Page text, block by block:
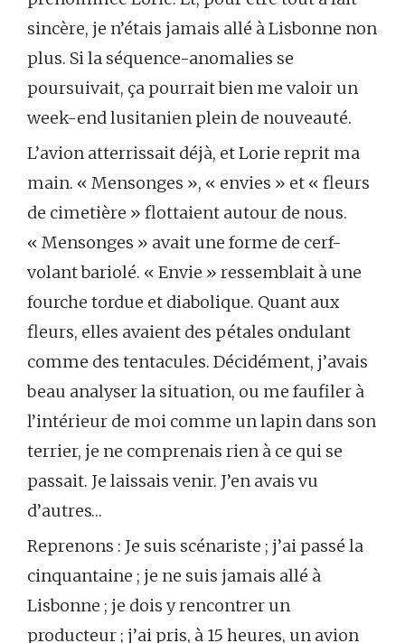
sincère, je n’étais jamais allé à Lisbonne non
plus. Si la séquence-anomalies se
poursuivait, ça pourrait bien me valoir un
week-end lusitanien plein de nouveauté.
L’avion atterrissait déjà, et Lorie reprit ma
main. « Mensonges », « envies » et « fleurs
de cimetière » flottaient autour de nous.
« Mensonges » avait une forme de cerf-
volant bariolé. « Envie » ressemblait à une
fourche tordue et diabolique. Quant aux
fleurs, elles avaient des pétales ondulant
comme des tentacules. Décidément, j’avais
beau analyser la situation, ou me faufiler à
l’intérieur de moi comme un lapin dans son
terrier, je ne comprenais rien à ce qui se
passait. Je laissais venir. J’en avais vu
d’autres…
Reprenons : Je suis scénariste ; j’ai passé la
cinquantaine ; je ne suis jamais allé à
Lisbonne ; je dois y rencontrer un
producteur ; j’ai pris, à 15 heures, un avion